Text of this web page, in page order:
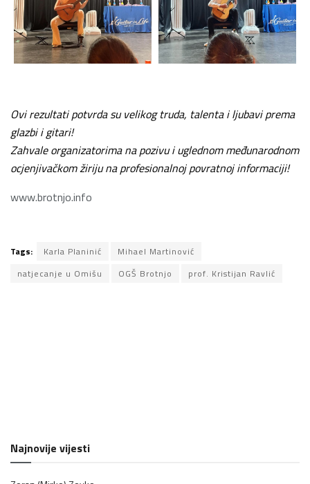
Ovi rezultati potvrda su velikog truda, talenta i ljubavi prema
glazbi i gitari!
Zahvale organizatorima na pozivu i uglednom međunarodnom
ocjenjivačkom žiriju na profesionalnoj povratnoj informaciji!
www.brotnjo.info
Tags: Karla Planinić
Mihael Martinović
natjecanje u Omišu
OGŠ Brotnjo prof. Kristijan Ravlić
Najnovije vijesti